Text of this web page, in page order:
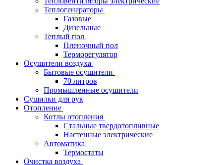
Теплогенераторы
Газовые
Дизельные
Теплый пол
Пленочный пол
Терморегулятор
Осушители воздуха
Бытовые осушители
70 литров
Промышленные осушители
Сушилки для рук
Отопление
Котлы отопления
Стальные твердотопливные
Настенные электрические
Автоматика
Термостаты
Очистка воздуха